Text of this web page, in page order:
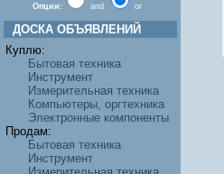
Опции: and or
ДОСКА ОБЪЯВЛЕНИЙ
Куплю:
Бытовая техника
Инструмент
Измерительная техника
Компьютеры, оргтехника
Электронные компоненты
Продам:
Бытовая техника
Инструмент